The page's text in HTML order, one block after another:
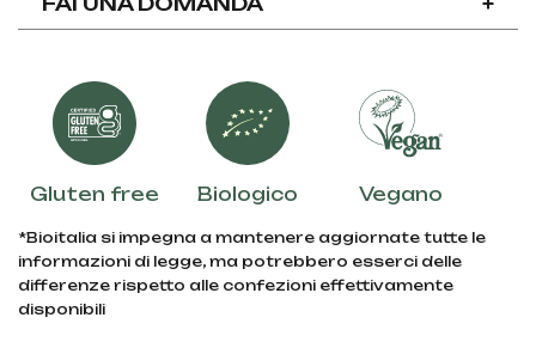
Gluten free Biologico Vegano
*Bioitalia si impegna a mantenere aggiornate tutte le
informazioni di legge, ma potrebbero esserci delle
differenze rispetto alle confezioni effettivamente
disponibili